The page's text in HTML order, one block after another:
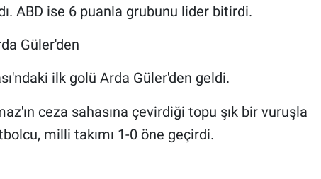
ABD ise 6 puanla grubunu lider bitirdi.
Güler'den
ilk golü Arda Güler'den geldi.
ceza sahasına çevirdiği topu şık bir vuruşla
milli takımı 1-0 öne geçirdi.